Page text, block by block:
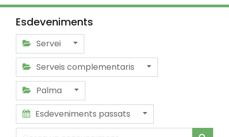
Esdeveniments
Servei
Serveis complementaris
Palma
Esdeveniments passats